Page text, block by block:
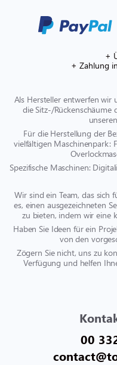
+
+ Zahlung
Als Hersteller entwerfen wir
die Sitz-/Rückenschäume
Für die Herstellung der
vielfältigen Maschinenpark:
Spezifische Maschinen:
Wir sind ein Team, das sich
es, einen ausgezeichneten
zu bieten, indem wir eine
Haben Sie Ideen für ein
von den
Zögern Sie nicht, uns zu
Verfügung und helfen
00